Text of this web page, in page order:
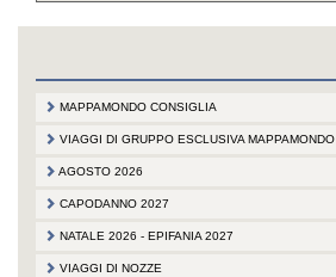
MAPPAMONDO CONSIGLIA
VIAGGI DI GRUPPO ESCLUSIVA MAPPAMONDO
AGOSTO 2026
CAPODANNO 2027
NATALE 2026 - EPIFANIA 2027
VIAGGI DI NOZZE